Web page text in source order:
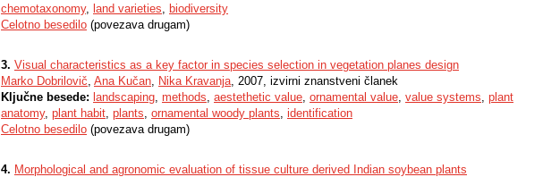
chemotaxonomy, land varieties, biodiversity
Celotno besedilo (povezava drugam)
3. Visual characteristics as a key factor in species selection in vegetation planes design
Marko Dobrilovič, Ana Kučan, Nika Kravanja, 2007, izvirni znanstveni članek
Ključne besede: landscaping, methods, aestethetic value, ornamental value, value systems, plant
anatomy, plant habit, plants, ornamental woody plants, identification
Celotno besedilo (povezava drugam)
4. Morphological and agronomic evaluation of tissue culture derived Indian soybean plants